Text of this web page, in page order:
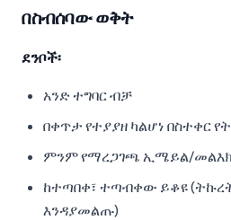
በስብሰባው ወቅት
ደንቦች፡
አንድ ተግባር ብቻ
በቀጥታ የተያያዘ ካልሆነ በስተቀር
ምንም የማረጋገጫ ኢሜይል/
ከተጣበቀ፣ ተጣብቀው ይቆዩ
እንዳያመልጡ)